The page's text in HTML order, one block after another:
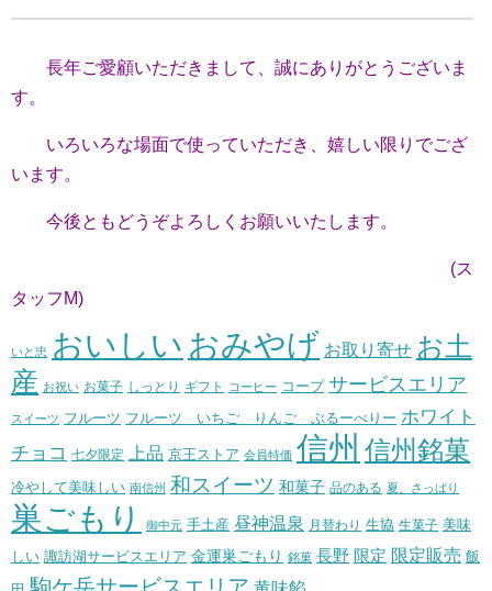
長年ご愛顧いただきまして、誠にありがとうございま
す。
いろいろな場面で使っていただき、嬉しい限りでござ
います。
今後ともどうぞよろしくお願いいたします。
(ス
タッフM)
いと忠 おいしい おみやげ お取り寄せ お土
産 お祝い お菓子 しっとり ギフト コーヒー コープ サービスエリア
スイーツ フルーツ フルーツ いちご りんご ぶるーべりー ホワイト
チョコ 七夕限定 上品 京王ストア 会員特価 信州 信州銘菓
冷やして美味しい 南信州 和スイーツ 和菓子 品のある 夏、さっぱり
巣ごもり 御中元 手土産 昼神温泉 月替わり 生協 生菓子 美味
しい 諏訪湖サービスエリア 金運巣ごもり 銘菓 長野 限定 限定販売 飯
駒ケ岳サービスエリア